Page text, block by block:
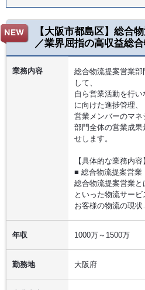
【大阪市都島区】総合
／業界屈指の高収益総
業務内容
総合物流提案営業部
して、
自ら営業活動を行
に向けた進捗管理、
営業メンバーのマネ
部門全体の営業成
せします。
【具体的な業務内容
■ 総合物流提案営業
総合物流提案営業と
といった物流サービ
お客様の物流の現状
年収 1000万～1500万
勤務地 大阪府